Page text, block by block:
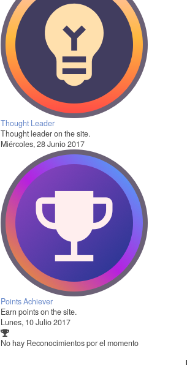
Thought Leader
Thought leader on the site.
Miércoles, 28 Junio 2017
Points Achiever
Earn points on the site.
Lunes, 10 Julio 2017
No hay Reconocimientos por el momento